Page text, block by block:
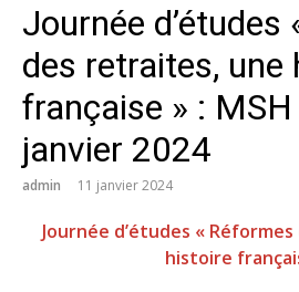
Journée d’études
des retraites, une
française » :
janvier 2024
admin 11 janvier 2024
Journée d’études «
histoire